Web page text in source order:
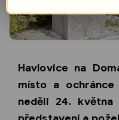
Havlovice na
místo a
neděli 24. května